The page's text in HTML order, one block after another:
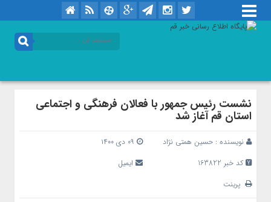
نشست رئیس جمهور با فعالان فرهنگی و اجتماعی
استان قم آغاز شد
نویسنده : حسین همتی نژاد
کد خبر 163822
ایمیل
پرینت